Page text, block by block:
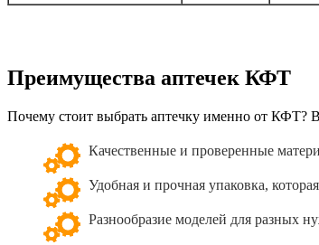
Преимущества аптечек КФТ
Почему стоит выбрать аптечку именно от КФТ?
Качественные и проверенные
Удобная и прочная упаковка,
Разнообразие моделей для разных